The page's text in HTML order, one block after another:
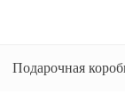
Подарочная